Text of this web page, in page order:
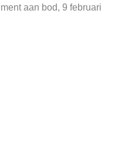
aan bod, 9 februari